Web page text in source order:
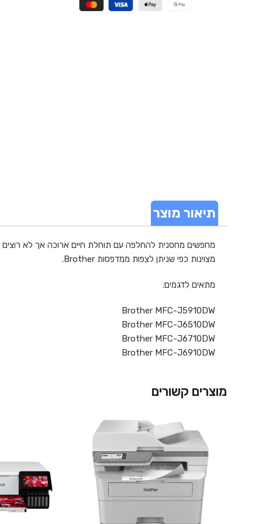
תיאור מוצר
מצוינות כפי שניתן לצפות ממדפסות Brother.
מתאים לדגמים:
Brother MFC-J5910DW
Brother MFC-J6510DW
Brother MFC-J6710DW
Brother MFC-J6910DW
מוצרים קשורים